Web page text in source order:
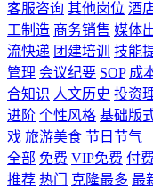
客服咨询 其他岗位 酒
工制造 商务销售 媒体
流快递 团建培训 技能
管理 会议纪要 SOP 成
合知识 人文历史 投资
进阶 个性风格 基础版
戏 旅游美食 节日节气
全部 免费 VIP免费 付费
推荐 热门 克隆最多 最